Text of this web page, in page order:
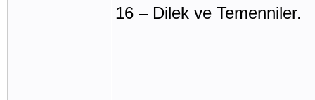
16 – Dilek ve Temenniler.